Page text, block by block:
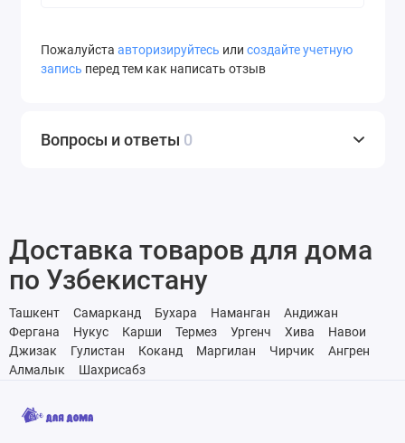
Пожалуйста авторизируйтесь или создайте учетную
запись перед тем как написать отзыв
Вопросы и ответы 0
Доставка товаров для дома
по Узбекистану
Ташкент Самарканд Бухара Наманган
Андижан
Фергана
Нукус Карши Термез Ургенч Хива
Навои
Джизак
Гулистан Коканд Маргилан Чирчик
Ангрен
Алмалык
Шахрисабз